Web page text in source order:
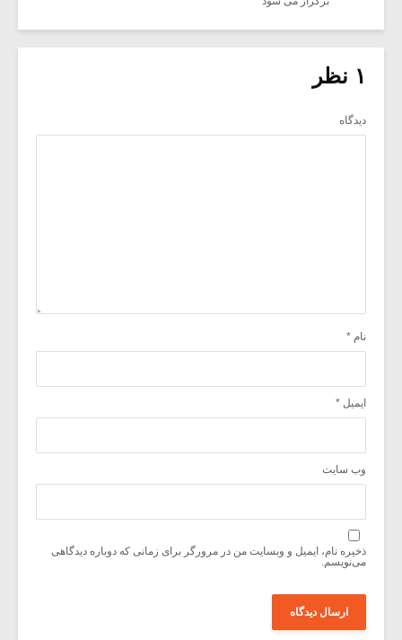
۱ نظر
دیدگاه
نام *
ایمیل *
وب‌ سایت
ذخیره نام، ایمیل و وبسایت من در مرورگر برای زمانی که دوباره دیدگاهی
می‌نویسم.